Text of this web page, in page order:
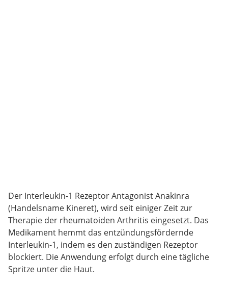
Der Interleukin-1 Rezeptor Antagonist Anakinra
(Handelsname Kineret), wird seit einiger Zeit zur
Therapie der rheumatoiden Arthritis eingesetzt. Das
Medikament hemmt das entzündungsfördernde
Interleukin-1, indem es den zuständigen Rezeptor
blockiert. Die Anwendung erfolgt durch eine tägliche
Spritze unter die Haut.